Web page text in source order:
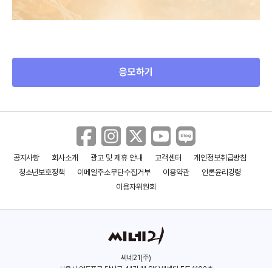
응모하기
공지사항 회사소개 광고 및 제휴 안내 고객센터
개인정보취급방침
청소년보호정책
이메일주소무단수집거부 이용약관
언론윤리강령
이용자위원회
씨네21(주)